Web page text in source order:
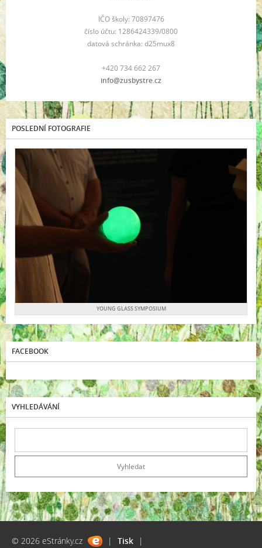
IČO školy: 70897476
číslo účtu: 1286424339/0800
datová schránka: d25mux8
+420 734 662 267
info@zusbystre.cz
POSLEDNÍ FOTOGRAFIE
YOUNG GLASS SYMPOSIUM
FACEBOOK
VYHLEDÁVÁNÍ
© 2026 eStránky.cz | Tisk
|